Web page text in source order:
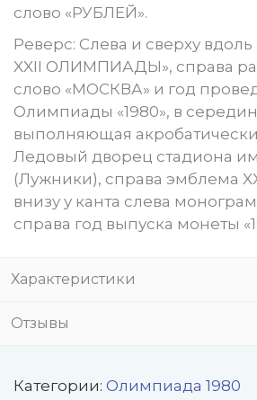
слово «РУБЛЕЙ».
Реверс: Слева и сверху
XXII ОЛИМПИАДЫ», справа
слово «МОСКВА» и год
Олимпиады «1980», в
выполняющая
Ледовый дворец стадиона
(Лужники), справа эмблема
внизу у канта слева
справа год выпуска монеты
Характеристики
Отзывы
Категории: Олимпиада 1980